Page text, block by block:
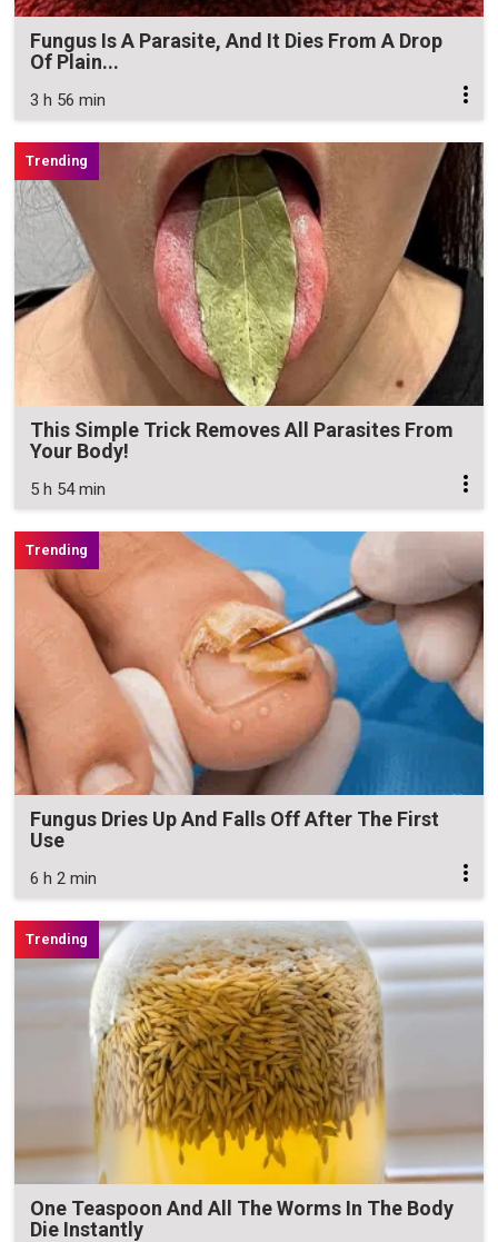
Fungus Is A Parasite, And It Dies From A Drop
Of Plain...
3 h 56 min
This Simple Trick Removes All Parasites From
Your Body!
5 h 54 min
Fungus Dries Up And Falls Off After The First
Use
6 h 2 min
One Teaspoon And All The Worms In The Body
Die Instantly